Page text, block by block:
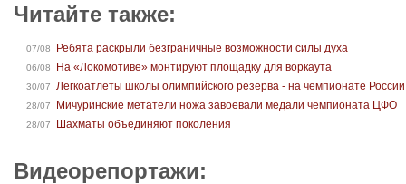
Читайте также:
07/08 Ребята раскрыли безграничные возможности силы духа
06/08 На «Локомотиве» монтируют площадку для воркаута
30/07 Легкоатлеты школы олимпийского резерва - на чемпионате России
28/07 Мичуринские метатели ножа завоевали медали чемпионата ЦФО
28/07 Шахматы объединяют поколения
Видеорепортажи: